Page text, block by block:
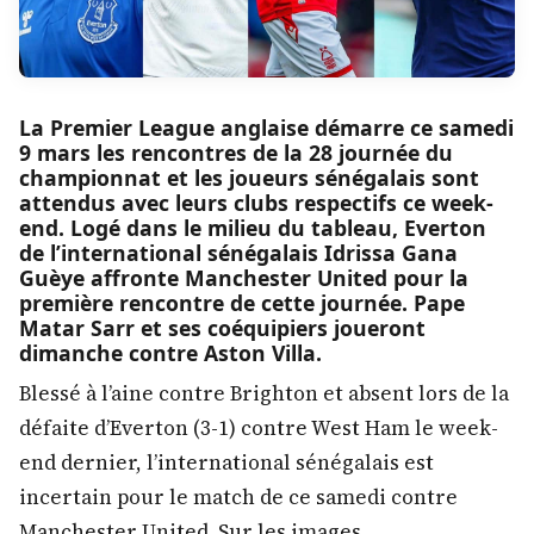
La Premier League anglaise démarre ce samedi
9 mars les rencontres de la 28 journée du
championnat et les joueurs sénégalais sont
attendus avec leurs clubs respectifs ce week-
end. Logé dans le milieu du tableau, Everton
de l’international sénégalais Idrissa Gana
Guèye affronte Manchester United pour la
première rencontre de cette journée. Pape
Matar Sarr et ses coéquipiers joueront
dimanche contre Aston Villa.
Blessé à l’aine contre Brighton et absent lors de la
défaite d’Everton (3-1) contre West Ham le week-
end dernier, l’international sénégalais est
incertain pour le match de ce samedi contre